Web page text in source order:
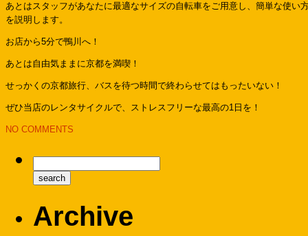
あとはスタッフがあなたに最適なサイズの自転車をご用意し、簡単な使い
を説明します。
お店から5分で鴨川へ！
あとは自由気ままに京都を満喫！
せっかくの京都旅行、バスを待つ時間で終わらせてはもったいない！
ぜひ当店のレンタサイクルで、ストレスフリーな最高の1日を！
NO COMMENTS
Archive